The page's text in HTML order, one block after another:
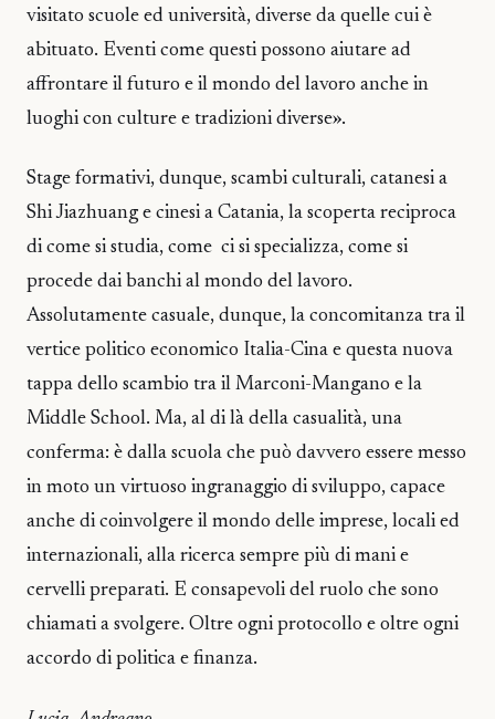
visitato scuole ed università, diverse da quelle cui è
abituato. Eventi come questi possono aiutare ad
affrontare il futuro e il mondo del lavoro anche in
luoghi con culture e tradizioni diverse».
Stage formativi, dunque, scambi culturali, catanesi a
Shi Jiazhuang e cinesi a Catania, la scoperta reciproca
di come si studia, come ci si specializza, come si
procede dai banchi al mondo del lavoro.
Assolutamente casuale, dunque, la concomitanza tra il
vertice politico economico Italia-Cina e questa nuova
tappa dello scambio tra il Marconi-Mangano e la
Middle School. Ma, al di là della casualità, una
conferma: è dalla scuola che può davvero essere messo
in moto un virtuoso ingranaggio di sviluppo, capace
anche di coinvolgere il mondo delle imprese, locali ed
internazionali, alla ricerca sempre più di mani e
cervelli preparati. E consapevoli del ruolo che sono
chiamati a svolgere. Oltre ogni protocollo e oltre ogni
accordo di politica e finanza.